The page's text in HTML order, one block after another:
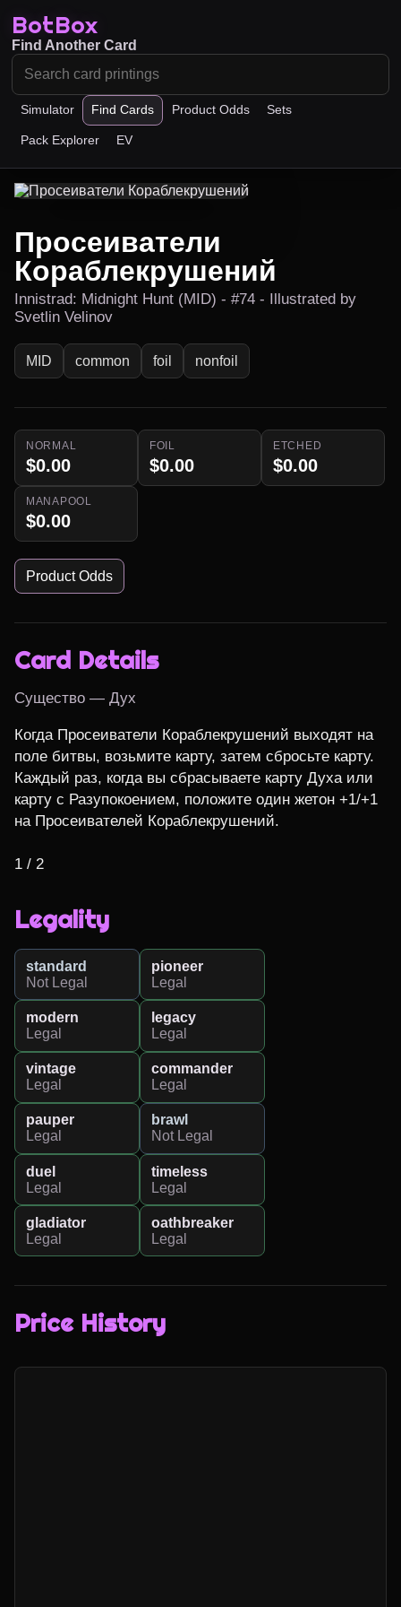
BotBox
Simulator Find Cards Product Odds Sets
Pack Explorer EV
Find Another Card
Просеиватели
Кораблекрушений
Innistrad: Midnight Hunt (MID) - #74 - Illustrated by
Svetlin Velinov
MID common foil nonfoil
NORMAL
$0.00
FOIL
$0.00
ETCHED
$0.00
MANAPOOL
$0.00
Product Odds
Card Details
Существо — Дух
Когда Просеиватели Кораблекрушений выходят на
поле битвы, возьмите карту, затем сбросьте карту.
Каждый раз, когда вы сбрасываете карту Духа или
карту с Разупокоением, положите один жетон +1/+1
на Просеивателей Кораблекрушений.
1 / 2
Legality
standard
Not Legal
pioneer
Legal
modern
Legal
legacy
Legal
vintage
Legal
commander
Legal
pauper
Legal
brawl
Not Legal
duel
Legal
timeless
Legal
gladiator
Legal
oathbreaker
Legal
Price History